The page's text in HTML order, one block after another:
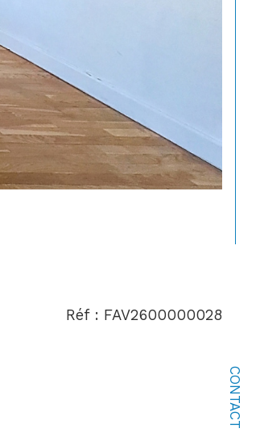
CONTACT
Réf : FAV2600000028